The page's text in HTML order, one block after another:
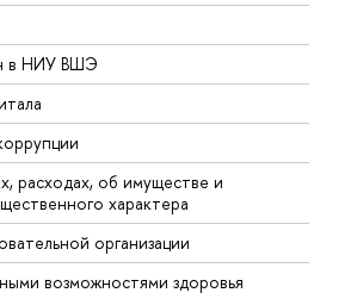
в НИУ ВШЭ
расходах, об имуществе и
характера
организации
возможностями здоровья